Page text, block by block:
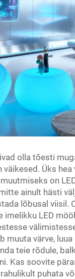
olla tõesti
väikesed. Üks
on
ainult hästi
lõbusal viisil.
imelikku LED
muuta värve, luua
teie rõdule,
Kas soovite
puhata